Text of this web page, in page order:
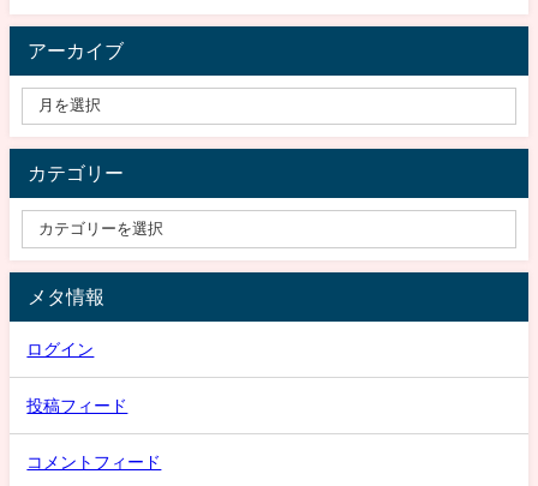
アーカイブ
カテゴリー
メタ情報
ログイン
投稿フィード
コメントフィード